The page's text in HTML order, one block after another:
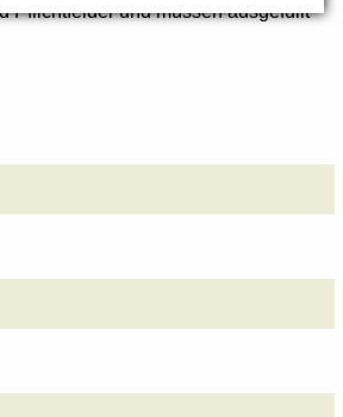
Pflichtfelder und müssen ausgefüllt